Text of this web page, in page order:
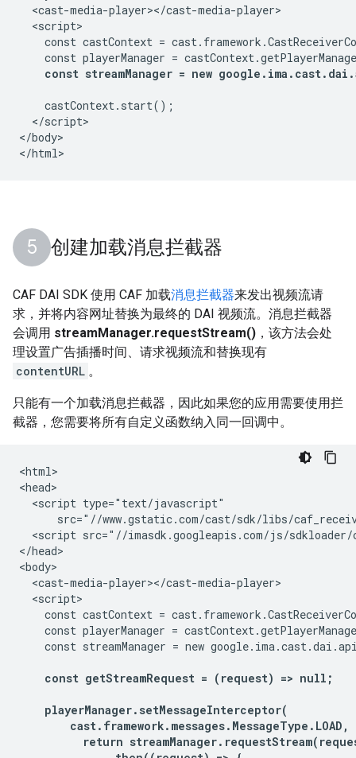
  <cast-media-player></cast-media-player>
  <script>
const castContext =
const playerManager =
const streamManager = new
    castContext.start();
  </script>
</body>
创建加载消息拦截器
CAF DAI SDK 使用 CAF 加载消息拦截器来发出视频流请
求，并将内容网址替换为最终的 DAI 视频流。消息拦截器
会调用 streamManager.requestStream() ，该方法会处
理设置广告插播时间、请求视频流和替换现有
contentURL 。
只能有一个加载消息拦截器，因此如果您的应用需要使用拦
截器，您需要将所有自定义函数纳入同一回调中。
<html>
<head>
  <script type="text/javascript"
src="//www.gstatic.com/cast/sdk/libs/
<script src="//imasdk.googleapis.com/js/
</head>
<body>
  <cast-media-player></cast-media-player>
  <script>
const castContext =
const playerManager =
const streamManager = new
const getStreamRequest = (request) => null;
    playerManager.setMessageInterceptor(
cast.framework.messages.MessageType.LOAD,
return